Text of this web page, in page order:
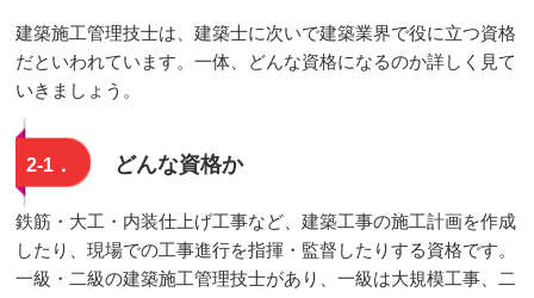
建築施工管理技士は、建築士に次いで建築業界で役に立つ資格
だといわれています。一体、どんな資格になるのか詳しく見て
いきましょう。
2-1． どんな資格か
鉄筋・大工・内装仕上げ工事など、建築工事の施工計画を作成
したり、現場での工事進行を指揮・監督したりする資格です。
一級・二級の建築施工管理技士があり、一級は大規模工事、二